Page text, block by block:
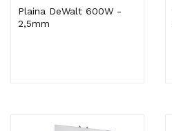
Plaina DeWalt 600W -
2,5mm